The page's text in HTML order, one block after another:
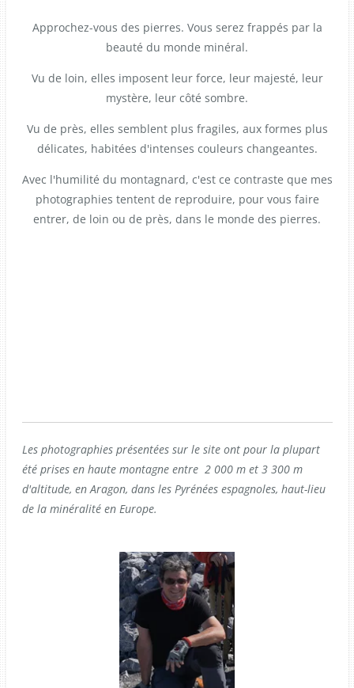
Approchez-vous des pierres. Vous serez frappés par la
beauté du monde minéral.
Vu de loin, elles imposent leur force, leur majesté, leur
mystère, leur côté sombre.
Vu de près, elles semblent plus fragiles, aux formes plus
délicates, habitées d'intenses couleurs changeantes.
Avec l'humilité du montagnard, c'est ce contraste que mes
photographies tentent de reproduire, pour vous faire
entrer, de loin ou de près, dans le monde des pierres.
Les photographies présentées sur le site ont pour la plupart
été prises en haute montagne entre 2 000 m et 3 300 m
d'altitude, en Aragon, dans les Pyrénées espagnoles, haut-lieu
de la minéralité en Europe.